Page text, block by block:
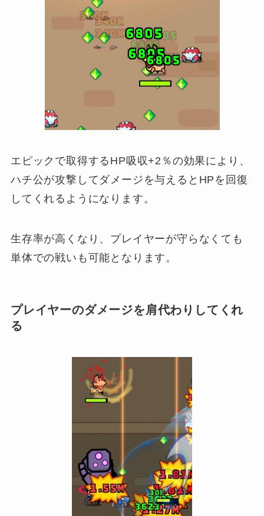
エピックで取得するHP吸収+2％の効果により、
ハチ公が攻撃してダメージを与えるとHPを回復
してくれるようになります。
生存率が高くなり、プレイヤーが守らなくても
単体での戦いも可能となります。
プレイヤーのダメージを肩代わりしてくれ
る